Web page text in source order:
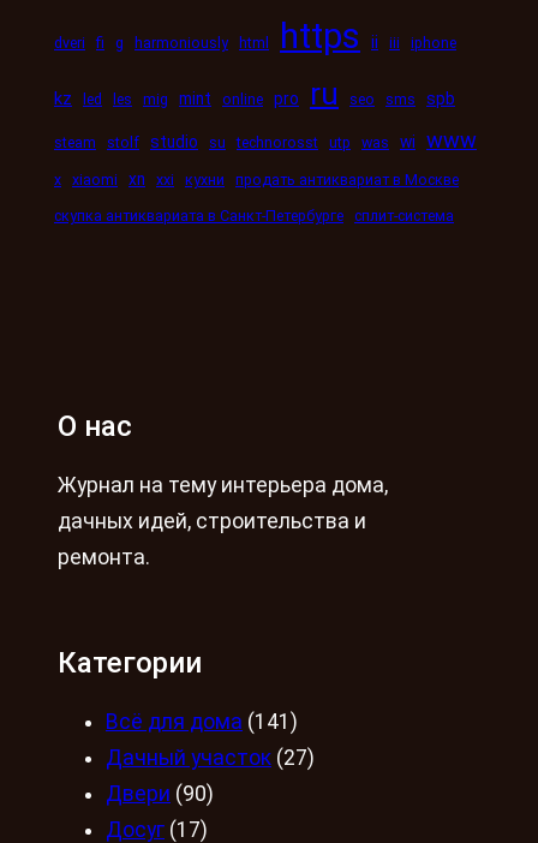
dveri fi g harmoniously html https ii iii iphone
kz led les mig mint online pro ru seo sms spb
steam stolf studio su technorosst utp was wi www
x xiaomi xn xxi кухни
продать антиквариат в Москве
скупка антиквариата в Санкт-Петербурге сплит-система
О нас
Журнал на тему интерьера дома,
дачных идей, строительства и
ремонта.
Категории
Всё для дома (141)
Дачный участок (27)
Двери (90)
Досуг (17)